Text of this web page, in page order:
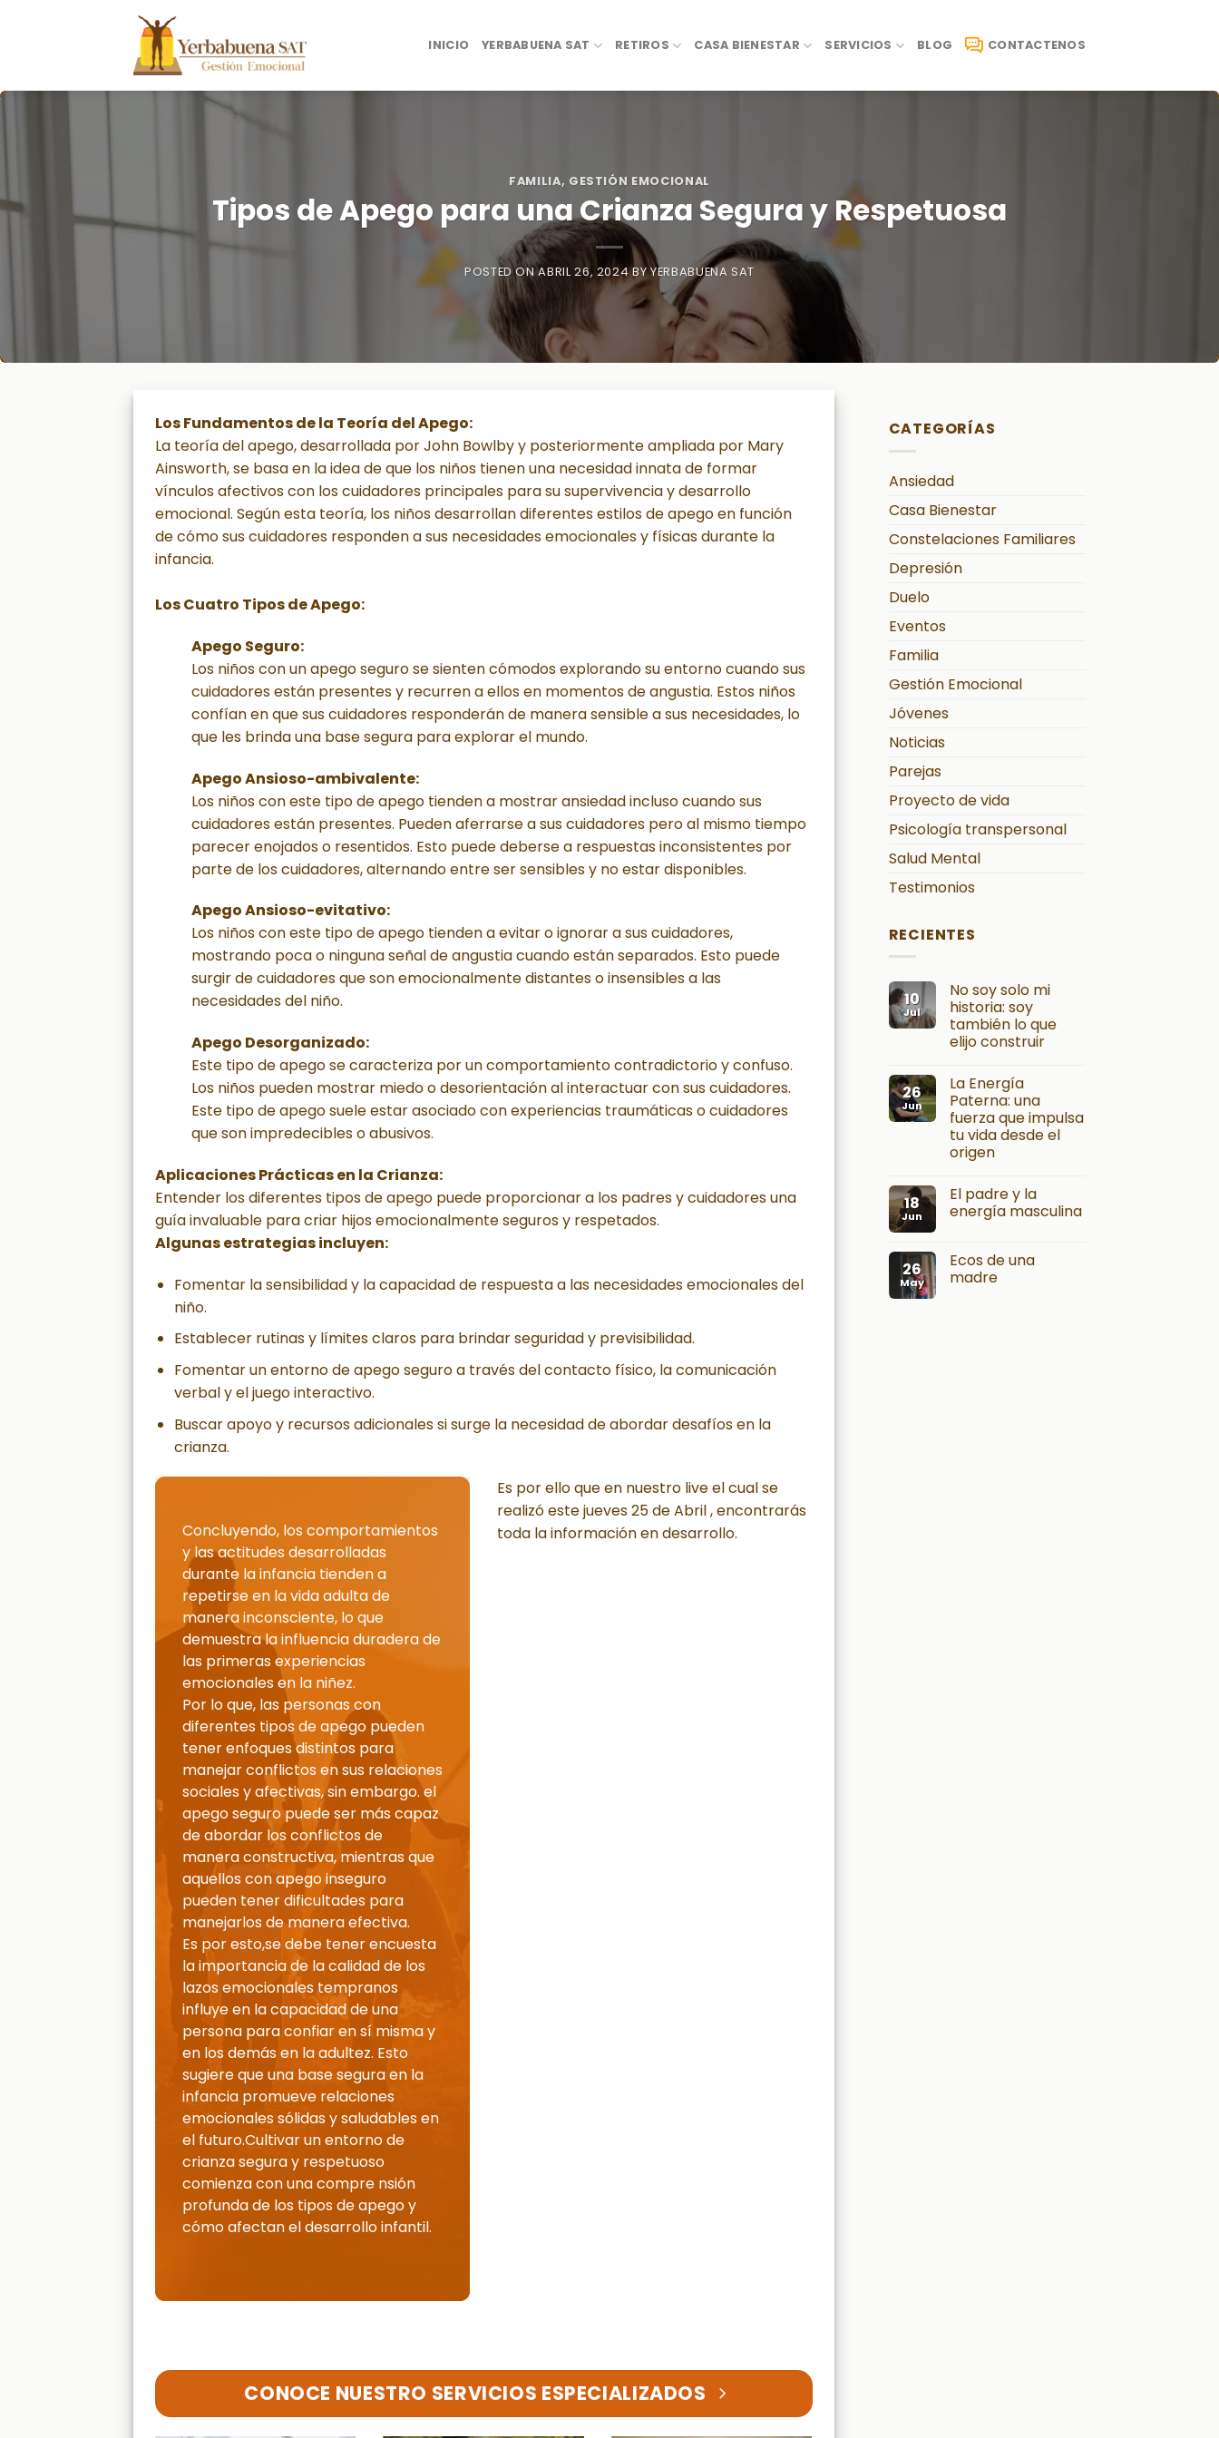
INICIO YERBABUENA SAT RETIROS CASA BIENESTAR SERVICIOS BLOG CONTACTENOS
FAMILIA, GESTIÓN EMOCIONAL
Tipos de Apego para una Crianza Segura y Respetuosa
POSTED ONABRIL 26, 2024BYYERBABUENA SAT
Los Fundamentos de la Teoría del Apego:
La teoría del apego, desarrollada por John Bowlby y posteriormente ampliada por Mary
Ainsworth, se basa en la idea de que los niños tienen una necesidad innata de formar
vínculos afectivos con los cuidadores principales para su supervivencia y desarrollo
emocional. Según esta teoría, los niños desarrollan diferentes estilos de apego en función
de cómo sus cuidadores responden a sus necesidades emocionales y físicas durante la
infancia.
Los Cuatro Tipos de Apego:
Apego Seguro:
Los niños con un apego seguro se sienten cómodos explorando su entorno cuando sus
cuidadores están presentes y recurren a ellos en momentos de angustia. Estos niños
confían en que sus cuidadores responderán de manera sensible a sus necesidades, lo
que les brinda una base segura para explorar el mundo.
Apego Ansioso-ambivalente:
Los niños con este tipo de apego tienden a mostrar ansiedad incluso cuando sus
cuidadores están presentes. Pueden aferrarse a sus cuidadores pero al mismo tiempo
parecer enojados o resentidos. Esto puede deberse a respuestas inconsistentes por
parte de los cuidadores, alternando entre ser sensibles y no estar disponibles.
Apego Ansioso-evitativo:
Los niños con este tipo de apego tienden a evitar o ignorar a sus cuidadores,
mostrando poca o ninguna señal de angustia cuando están separados. Esto puede
surgir de cuidadores que son emocionalmente distantes o insensibles a las
necesidades del niño.
Apego Desorganizado:
Este tipo de apego se caracteriza por un comportamiento contradictorio y confuso.
Los niños pueden mostrar miedo o desorientación al interactuar con sus cuidadores.
Este tipo de apego suele estar asociado con experiencias traumáticas o cuidadores
que son impredecibles o abusivos.
Aplicaciones Prácticas en la Crianza:
Entender los diferentes tipos de apego puede proporcionar a los padres y cuidadores una
guía invaluable para criar hijos emocionalmente seguros y respetados.
Algunas estrategias incluyen:
Fomentar la sensibilidad y la capacidad de respuesta a las necesidades emocionales del
niño.
Establecer rutinas y límites claros para brindar seguridad y previsibilidad.
Fomentar un entorno de apego seguro a través del contacto físico, la comunicación
verbal y el juego interactivo.
Buscar apoyo y recursos adicionales si surge la necesidad de abordar desafíos en la
crianza.
Concluyendo, los comportamientos
y las actitudes desarrolladas
durante la infancia tienden a
repetirse en la vida adulta de
manera inconsciente, lo que
demuestra la influencia duradera de
las primeras experiencias
emocionales en la niñez.
Por lo que, las personas con
diferentes tipos de apego pueden
tener enfoques distintos para
manejar conflictos en sus relaciones
sociales y afectivas, sin embargo. el
apego seguro puede ser más capaz
de abordar los conflictos de
manera constructiva, mientras que
aquellos con apego inseguro
pueden tener dificultades para
manejarlos de manera efectiva.
Es por esto,se debe tener encuesta
la importancia de la calidad de los
lazos emocionales tempranos
influye en la capacidad de una
persona para confiar en sí misma y
en los demás en la adultez. Esto
sugiere que una base segura en la
infancia promueve relaciones
emocionales sólidas y saludables en
el futuro.Cultivar un entorno de
crianza segura y respetuoso
comienza con una compre nsión
profunda de los tipos de apego y
cómo afectan el desarrollo infantil.
Es por ello que en nuestro live el cual se
realizó este jueves 25 de Abril , encontrarás
toda la información en desarrollo.
CONOCE NUESTRO SERVICIOS ESPECIALIZADOS
CATEGORÍAS
Ansiedad
Casa Bienestar
Constelaciones Familiares
Depresión
Duelo
Eventos
Familia
Gestión Emocional
Jóvenes
Noticias
Parejas
Proyecto de vida
Psicología transpersonal
Salud Mental
Testimonios
RECIENTES
10
Jul
No soy solo mi
historia: soy
también lo que
elijo construir
26
Jun
La Energía
Paterna: una
fuerza que impulsa
tu vida desde el
origen
18
Jun
El padre y la
energía masculina
26
May
Ecos de una
madre